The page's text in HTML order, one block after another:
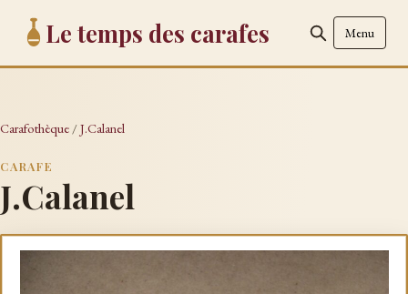
Le temps des carafes Menu
Carafothèque /J.Calanel
CARAFE
J.Calanel